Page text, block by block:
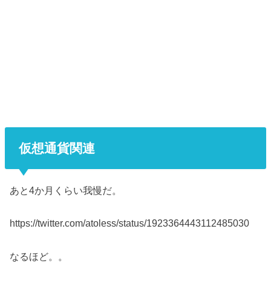
仮想通貨関連
あと4か月くらい我慢だ。
https://twitter.com/atoless/status/1923364443112485030
なるほど。。